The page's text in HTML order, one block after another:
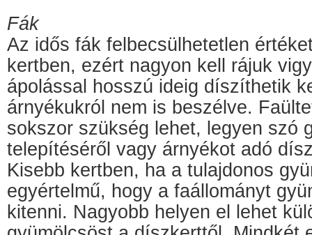
Fák
Az idős fák felbecsülhetetlen
kertben, ezért nagyon kell rájuk
ápolással hosszú ideig díszíthetik
árnyékukról nem is beszélve.
sokszor szükség lehet, legyen szó
telepítéséről vagy árnyékot adó
Kisebb kertben, ha a tulajdonos
egyértelmű, hogy a faállományt
kitenni. Nagyobb helyen el lehet